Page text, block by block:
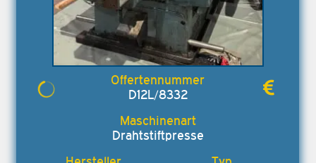
D12L/8332
Drahtstiftpresse